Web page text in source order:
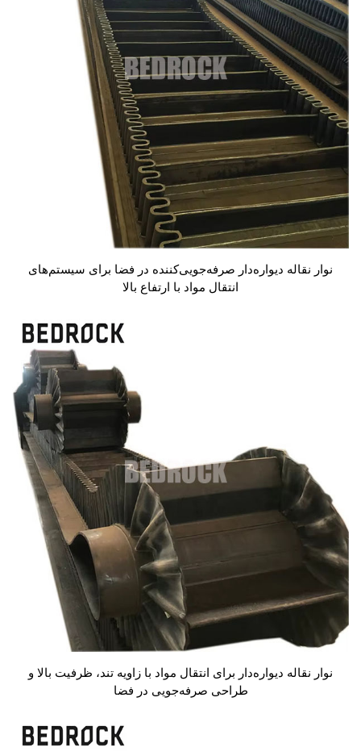
نوار نقاله دیواره‌دار صرفه‌جویی‌کننده در فضا برای سیستم‌های
انتقال مواد با ارتفاع بالا
نوار نقاله دیواره‌دار برای انتقال مواد با زاویه تند، ظرفیت بالا و
طراحی صرفه‌جویی در فضا